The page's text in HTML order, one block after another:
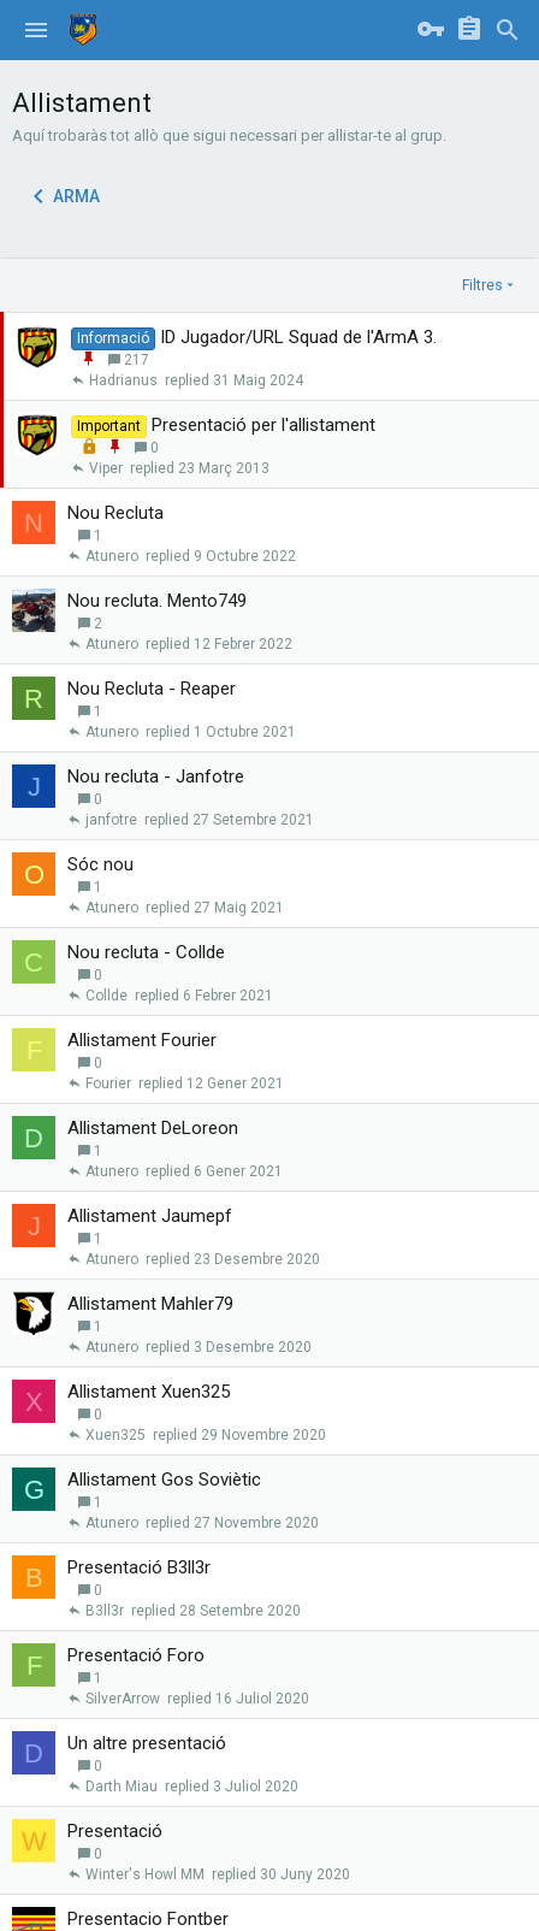
Allistament
Aquí trobaràs tot allò que sigui necessari per allistar-te al grup.
ARMA
Filtres
Informació ID Jugador/URL Squad de l'ArmA 3.
n
g
a
n
a
r
217
31 Maig 2024
Hadrianus
Important Presentació per l'allistament
o
c
e
d
g
n
a
r
0
23 Març 2013
Viper
N Nou Recluta
1
9 Octubre 2022
Atunero
Nou recluta. Mento749
2
12 Febrer 2022
Atunero
R Nou Recluta - Reaper
1
1 Octubre 2021
Atunero
J Nou recluta - Janfotre
0
27 Setembre 2021
janfotre
O Sóc nou
1
27 Maig 2021
Atunero
C Nou recluta - Collde
0
6 Febrer 2021
Collde
F Allistament Fourier
0
12 Gener 2021
Fourier
D Allistament DeLoreon
1
6 Gener 2021
Atunero
J Allistament Jaumepf
1
23 Desembre 2020
Atunero
Allistament Mahler79
1
3 Desembre 2020
Atunero
X Allistament Xuen325
0
29 Novembre 2020
Xuen325
G Allistament Gos Soviètic
1
27 Novembre 2020
Atunero
B Presentació B3ll3r
0
28 Setembre 2020
B3ll3r
F Presentació Foro
1
16 Juliol 2020
SilverArrow
D Un altre presentació
0
3 Juliol 2020
Darth Miau
W Presentació
0
30 Juny 2020
Winter's Howl MM
Presentacio Fontber